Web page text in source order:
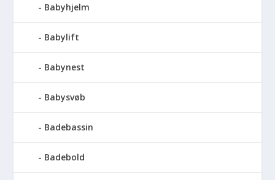
Babyhjelm
Babylift
Babynest
Babysvøb
Badebassin
Badebold